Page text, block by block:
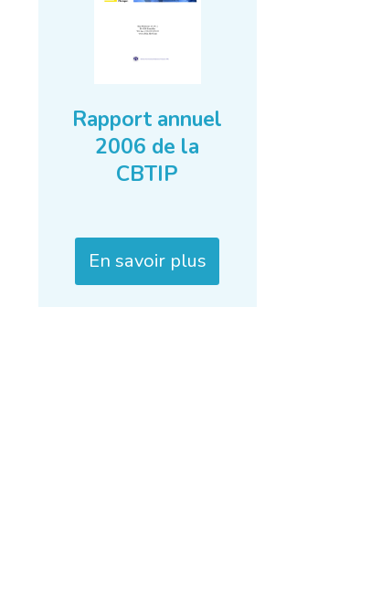
Rapport annuel
2006 de la
CBTIP
En savoir plus